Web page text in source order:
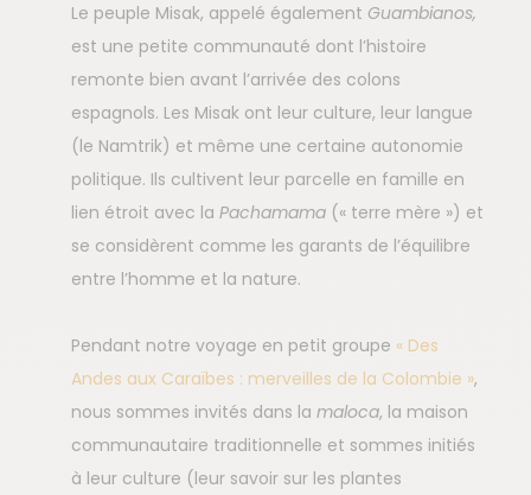
Le peuple Misak, appelé également Guambianos,
est une petite communauté dont l’histoire
remonte bien avant l’arrivée des colons
espagnols. Les Misak ont leur culture, leur langue
(le Namtrik) et même une certaine autonomie
politique. Ils cultivent leur parcelle en famille en
lien étroit avec la Pachamama (« terre mère ») et
se considèrent comme les garants de l’équilibre
entre l’homme et la nature.
Pendant notre voyage en petit groupe « Des
Andes aux Caraïbes : merveilles de la Colombie »,
nous sommes invités dans la maloca, la maison
communautaire traditionnelle et sommes initiés
à leur culture (leur savoir sur les plantes